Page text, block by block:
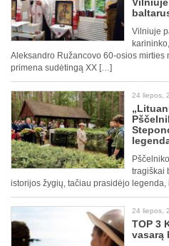
Vilniuje
Aleksandro Ružancovo 60-osios mirties
primena sudėtingą XX […]
24 liepos,
tragiškai
istorijos žygių, tačiau prasidėjo
24 liepos,
TOP 3
vasarą